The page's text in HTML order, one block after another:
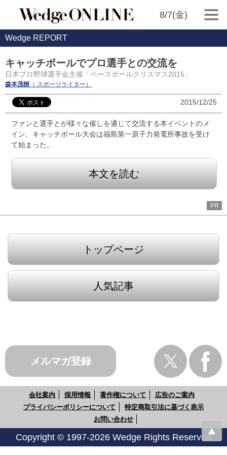
8/7(金)
Wedge REPORT
キャッチボールでプロ選手との交流を
日本プロ野球選手会主催「ベースボールクリスマス2015」
森本茂樹 （ スポーツライター）
2015/12/25
ファンと選手とが様々な催しを通じて交流する本イベントのメ
イン、キャッチボール大会は福島第一原子力発電所事故を受け
て始まった。
本文を読む
PR
トップページ
人気記事
メルマガ登録
会社案内 採用情報 著作権について
広告のご案内
プライバシーポリシーについて
特定商取引法に基づく表示
お問い合わせ
Copyright © 1997-2026 Wedge Rights Reserved